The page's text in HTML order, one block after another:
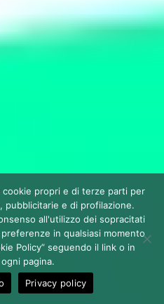
propri e di terze parti per
e di profilazione.
all'utilizzo dei sopracitati
in qualsiasi momento
Policy” seguendo il link o in
pagina.
Privacy policy